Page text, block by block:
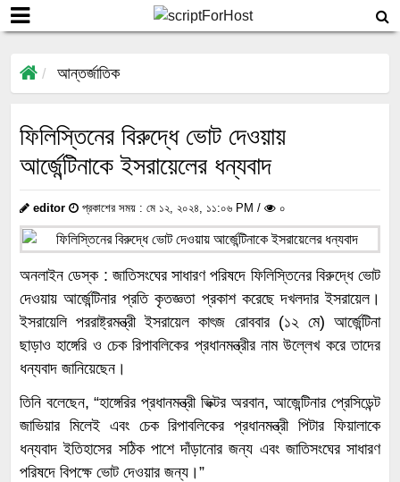
আন্তর্জাতিক
ফিলিস্তিনের বিরুদ্ধে ভোট দেওয়ায়
আর্জেন্টিনাকে ইসরায়েলের ধন্যবাদ
editor প্রকাশের সময় : মে ১২, ২০২৪, ১১:০৬ PM / ০
অনলাইন ডেস্ক : জাতিসংঘের সাধারণ পরিষদে ফিলিস্তিনের বিরুদ্ধে ভোট
দেওয়ায় আর্জেন্টিনার প্রতি কৃতজ্ঞতা প্রকাশ করেছে দখলদার ইসরায়েল।
ইসরায়েলি পররাষ্ট্রমন্ত্রী ইসরায়েল কাৎজ রোববার (১২ মে) আর্জেন্টিনা
ছাড়াও হাঙ্গেরি ও চেক রিপাবলিকের প্রধানমন্ত্রীর নাম উল্লেখ করে তাদের
ধন্যবাদ জানিয়েছেন।
তিনি বলেছেন, “হাঙ্গেরির প্রধানমন্ত্রী ভিক্টর অরবান, আজেন্টিনার প্রেসিডেন্ট
জাভিয়ার মিলেই এবং চেক রিপাবলিকের প্রধানমন্ত্রী পিটার ফিয়ালাকে
ধন্যবাদ ইতিহাসের সঠিক পাশে দাঁড়ানোর জন্য এবং জাতিসংঘের সাধারণ
পরিষদে বিপক্ষে ভোট দেওয়ার জন্য।”